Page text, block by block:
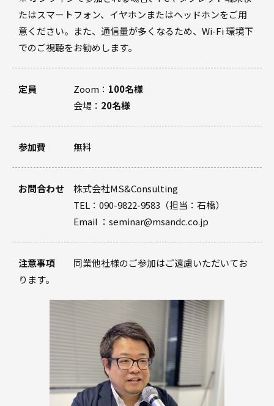
たはスマートフォン、イヤホンまたはヘッドホンをご用
意ください。また、通信量が多くなるため、Wi-Fi 環境下
でのご視聴をお勧めします。
定員 Zoom： 100名様
会場： 20名様
参加費 無料
お問合わせ 株式会社MS&Consulting
TEL：090-9822-9583（担当：石橋）
Email ：seminar@msandc.co.jp
注意事項 同業他社様のご参加はご遠慮いただいてお
ります。